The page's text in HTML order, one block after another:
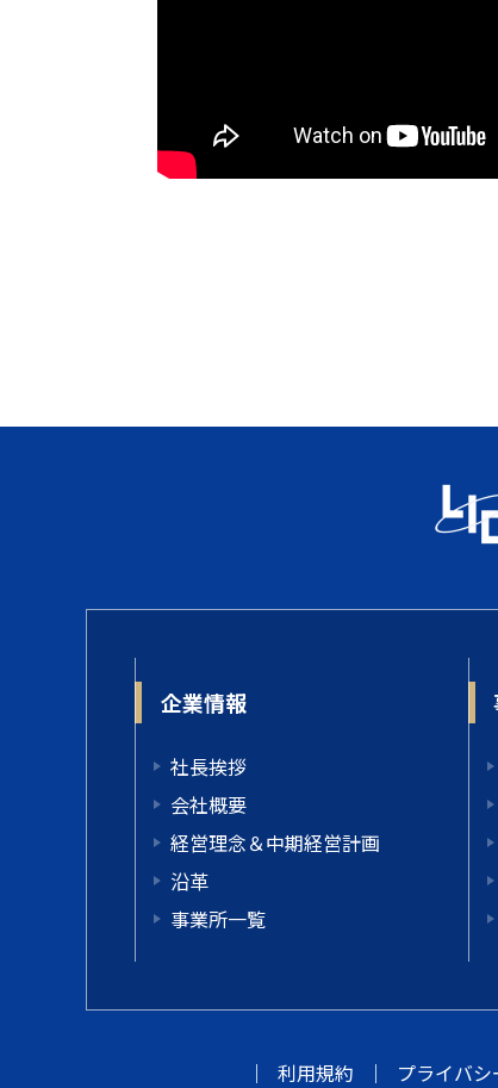
企業情報
社長挨拶
会社概要
経営理念＆中期経営計画
沿革
事業所一覧
｜ 利用規約 ｜ プライバ